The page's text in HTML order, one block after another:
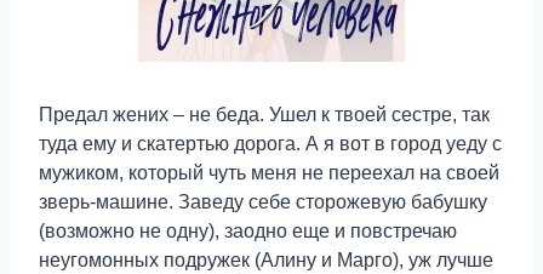
Предал жених – не беда. Ушел к твоей сестре, так
туда ему и скатертью дорога. А я вот в город уеду с
мужиком, который чуть меня не переехал на своей
зверь-машине. Заведу себе сторожевую бабушку
(возможно не одну), заодно еще и повстречаю
неугомонных подружек (Алину и Марго), уж лучше